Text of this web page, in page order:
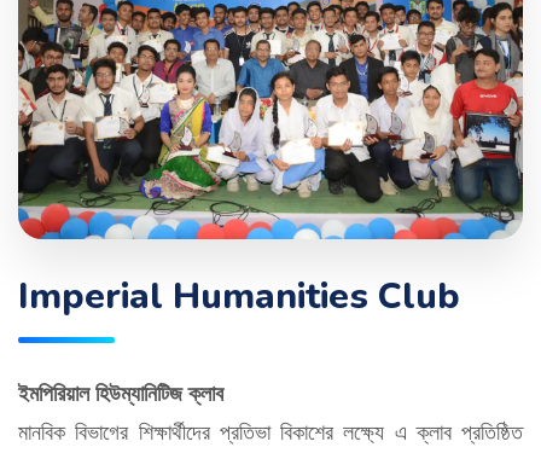
Imperial Humanities Club
ইমপিরিয়াল হিউম্যানিটিজ ক্লাব
মানবিক বিভাগের শিক্ষার্থীদের প্রতিভা বিকাশের লক্ষ্যে এ ক্লাব প্রতিষ্ঠিত